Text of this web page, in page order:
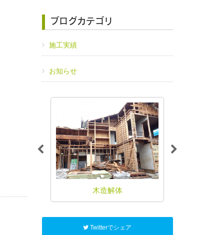
ブログカテゴリ
施工実績
お知らせ
木造解体
Twitterでシェア